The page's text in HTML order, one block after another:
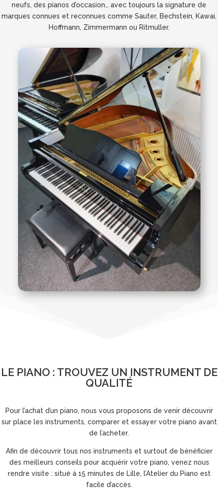
neufs, des pianos d’occasion… avec toujours la signature de
marques connues et reconnues comme Sauter, Bechstein, Kawai,
Hoffmann, Zimmermann ou Ritmuller.
LE PIANO : TROUVEZ UN INSTRUMENT DE
QUALITÉ
Pour l’achat d’un piano, nous vous proposons de venir découvrir
sur place les instruments, comparer et essayer votre piano avant
de l’acheter.
Afin de découvrir tous nos instruments et surtout de bénéficier
des meilleurs conseils pour acquérir votre piano, venez nous
rendre visite : situé à 15 minutes de Lille, l’Atelier du Piano est
facile d’accès.